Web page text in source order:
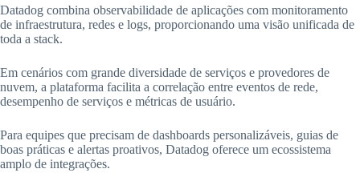
Datadog combina observabilidade de aplicações com monitoramento
de infraestrutura, redes e logs, proporcionando uma visão unificada de
toda a stack.
Em cenários com grande diversidade de serviços e provedores de
nuvem, a plataforma facilita a correlação entre eventos de rede,
desempenho de serviços e métricas de usuário.
Para equipes que precisam de dashboards personalizáveis, guias de
boas práticas e alertas proativos, Datadog oferece um ecossistema
amplo de integrações.